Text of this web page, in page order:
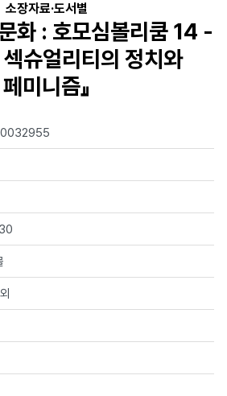
소장자료·도서별
화 : 호모심볼리쿰 14 -
슈얼리티의 정치와
페미니즘』